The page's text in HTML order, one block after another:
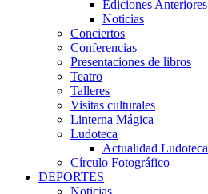
Ediciones Anteriores
Noticias
Conciertos
Conferencias
Presentaciones de libros
Teatro
Talleres
Visitas culturales
Linterna Mágica
Ludoteca
Actualidad Ludoteca
Círculo Fotográfico
DEPORTES